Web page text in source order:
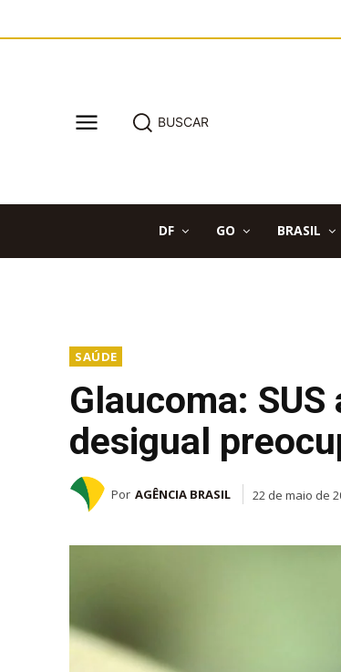
BUSCAR
DF GO BRASIL
SAÚDE
Glaucoma:
desigual
Por AGÊNCIA BRASIL 22 de maio de